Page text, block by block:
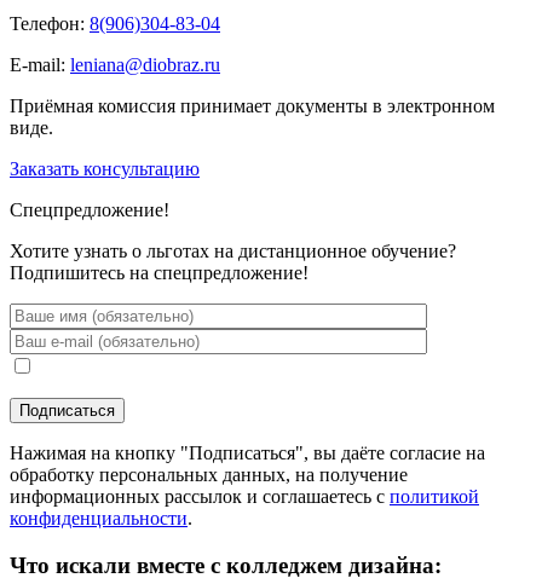
Телефон: 8(906)304-83-04
E-mail: leniana@diobraz.ru
Приёмная комиссия принимает документы в электронном
виде.
Заказать консультацию
Спецпредложение!
Хотите узнать о льготах на дистанционное обучение?
Подпишитесь на спецпредложение!
Нажимая на кнопку "Подписаться", вы даёте согласие на
обработку персональных данных, на получение
информационных рассылок и соглашаетесь с политикой
конфиденциальности.
Что искали вместе с колледжем дизайна: